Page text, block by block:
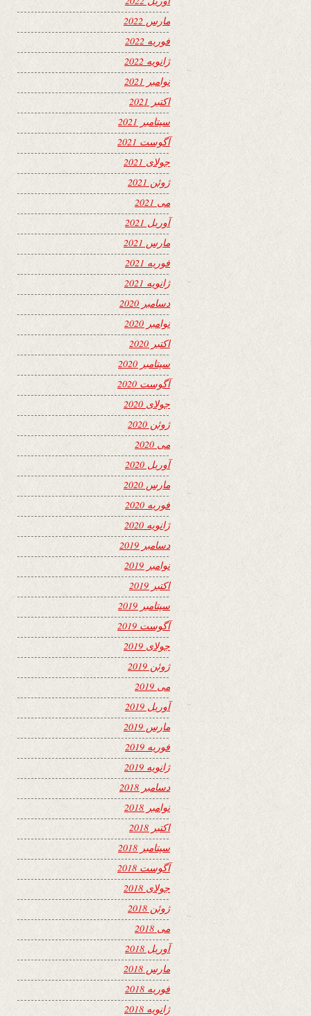
مارس 2022
فوریه 2022
ژانویه 2022
نوامبر 2021
اکتبر 2021
سپتامبر 2021
آگوست 2021
جولای 2021
ژوئن 2021
می 2021
آوریل 2021
مارس 2021
فوریه 2021
ژانویه 2021
دسامبر 2020
نوامبر 2020
اکتبر 2020
سپتامبر 2020
آگوست 2020
جولای 2020
ژوئن 2020
می 2020
آوریل 2020
مارس 2020
فوریه 2020
ژانویه 2020
دسامبر 2019
نوامبر 2019
اکتبر 2019
سپتامبر 2019
آگوست 2019
جولای 2019
ژوئن 2019
می 2019
آوریل 2019
مارس 2019
فوریه 2019
ژانویه 2019
دسامبر 2018
نوامبر 2018
اکتبر 2018
سپتامبر 2018
آگوست 2018
جولای 2018
ژوئن 2018
می 2018
آوریل 2018
مارس 2018
فوریه 2018
ژانویه 2018